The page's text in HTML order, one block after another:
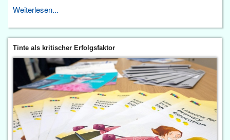
Weiterlesen...
Tinte als kritischer Erfolgsfaktor